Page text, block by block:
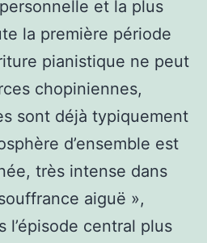
et la plus
la première période
pianistique ne peut
chopiniennes,
sont déjà typiquement
d’ensemble est
très intense dans
aiguë »,
l’épisode central plus